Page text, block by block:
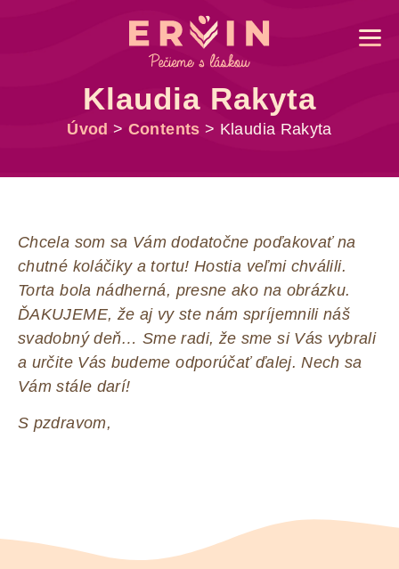
Klaudia Rakyta
Úvod > Contents > Klaudia Rakyta
Chcela som sa Vám dodatočne poďakovať na
chutné koláčiky a tortu! Hostia veľmi chválili.
Torta bola nádherná, presne ako na obrázku.
ĎAKUJEME, že aj vy ste nám spríjemnili náš
svadobný deň… Sme radi, že sme si Vás vybrali
a určite Vás budeme odporúčať ďalej. Nech sa
Vám stále darí!
S pzdravom,